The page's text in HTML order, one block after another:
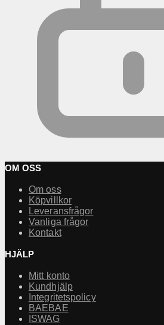
OM OSS
Om oss
Köpvillkor
Leveransfrågor
Vanliga frågor
Kontakt
HJÄLP
Mitt konto
Kundhjälp
Integritetspolicy
BAEBAE
ISWAG